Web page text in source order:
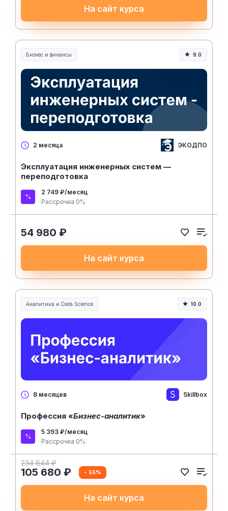
На сайт курса
Бизнес и финансы 9.0
2 месяца ЭКОДПО
Эксплуатация инженерных систем —
переподготовка
2 749 ₽/месяц
Рассрочка 0%
54 980 ₽
На сайт курса
Аналитика и Data Science 10.0
8 месяцев Skillbox
Профессия «Бизнес-аналитик»
5 393 ₽/месяц
Рассрочка 0%
234 844 ₽
105 680 ₽ - 55%
На сайт курса